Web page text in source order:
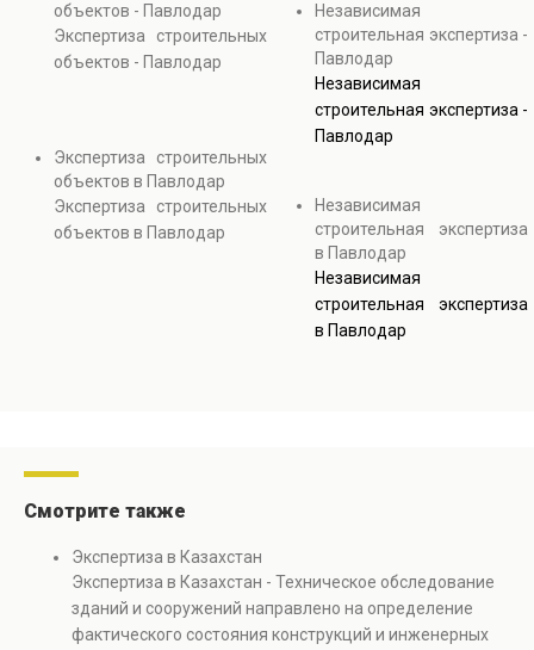
объектов - Павлодар
Экспертиза строительных
объектов - Павлодар
Экспертиза строительных
объектов в Павлодар
Экспертиза строительных
объектов в Павлодар
Независимая
строительная экспертиза -
Павлодар
Независимая
строительная экспертиза -
Павлодар
Независимая
строительная экспертиза
в Павлодар
Независимая
строительная экспертиза
в Павлодар
Смотрите также
Экспертиза в Казахстан
Экспертиза в Казахстан - Техническое обследование
зданий и сооружений направлено на определение
фактического состояния конструкций и инженерных